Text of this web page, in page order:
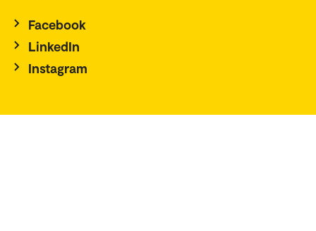
Facebook
LinkedIn
Instagram